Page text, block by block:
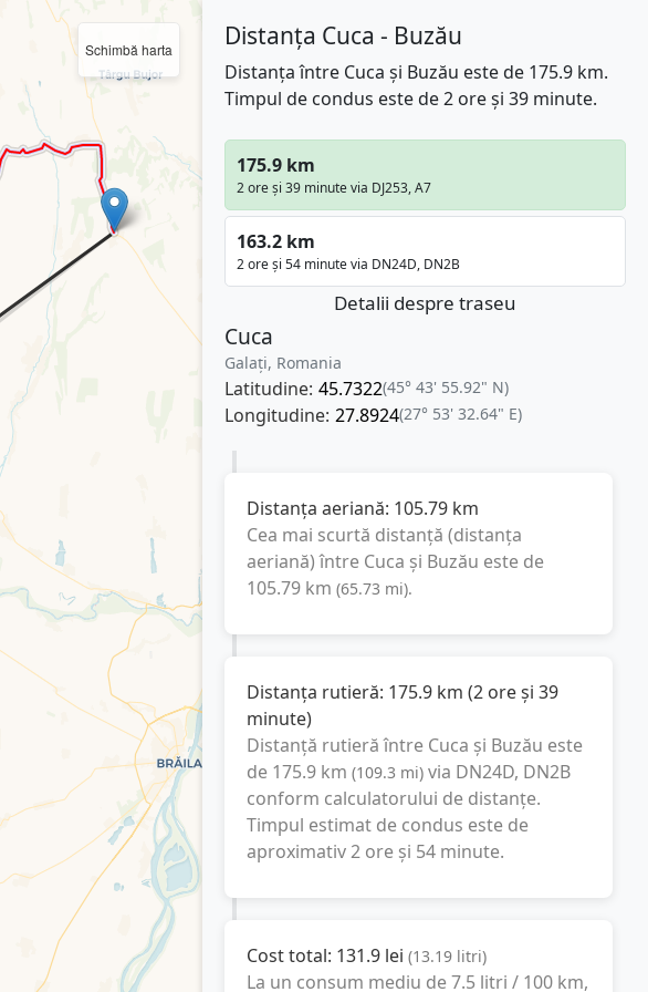
Schimbă harta Distanța Cuca - Buzău
Distanța între Cuca și Buzău este de 175.9 km.
Timpul de condus este de 2 ore și 39 minute.
175.9 km
2 ore și 39 minute via DJ253, A7
163.2 km
2 ore și 54 minute via DN24D, DN2B
Detalii despre traseu
Cuca
Galați, Romania
Latitudine: 45.7322(45° 43' 55.92" N)
Longitudine: 27.8924(27° 53' 32.64" E)
Distanța aeriană: 105.79 km
Cea mai scurtă distanță (distanța
aeriană) între Cuca și Buzău este de
105.79 km (65.73 mi).
Distanța rutieră: 175.9 km (2 ore și 39
minute)
Distanță rutieră între Cuca și Buzău este
de 175.9 km (109.3 mi) via DN24D, DN2B
conform calculatorului de distanțe.
Timpul estimat de condus este de
aproximativ2 ore și 54 minute.
Cost total: 131.9 lei (13.19 litri)
La un consum mediu de7.5 litri / 100 km,